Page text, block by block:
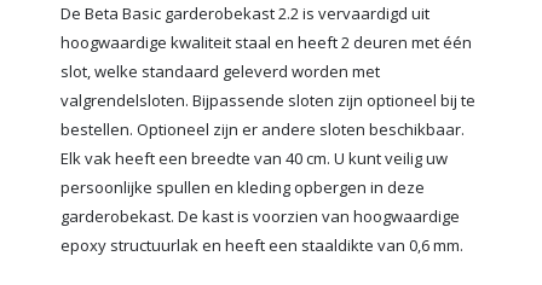
De Beta Basic garderobekast 2.2 is vervaardigd uit
hoogwaardige kwaliteit staal en heeft 2 deuren met één
slot, welke standaard geleverd worden met
valgrendelsloten. Bijpassende sloten zijn optioneel bij te
bestellen. Optioneel zijn er andere sloten beschikbaar.
Elk vak heeft een breedte van 40 cm. U kunt veilig uw
persoonlijke spullen en kleding opbergen in deze
garderobekast. De kast is voorzien van hoogwaardige
epoxy structuurlak en heeft een staaldikte van 0,6 mm.